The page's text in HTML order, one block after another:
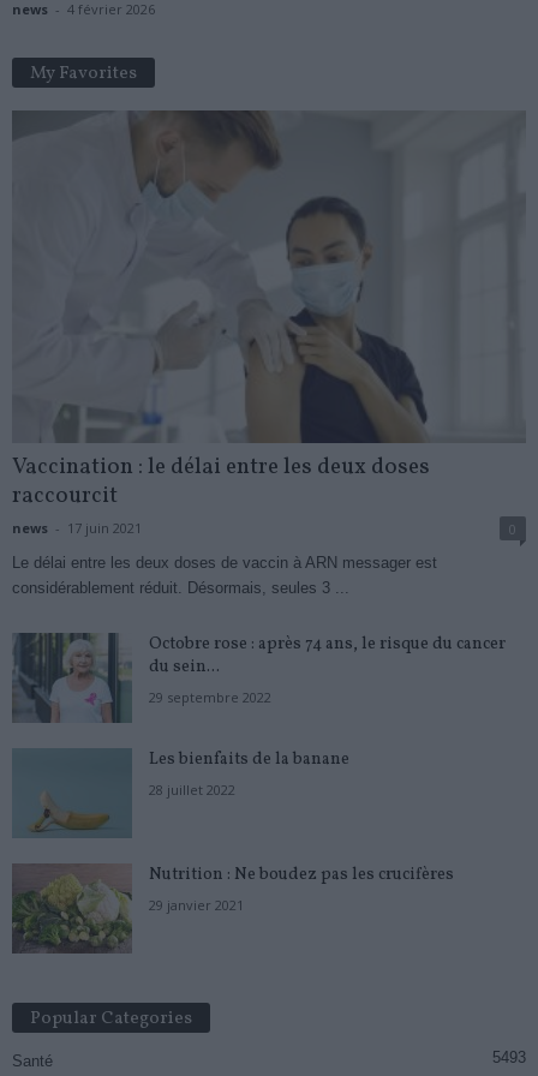
news - 4 février 2026
My Favorites
Vaccination : le délai entre les deux doses
raccourcit
news - 17 juin 2021
0
Le délai entre les deux doses de vaccin à ARN messager est
considérablement réduit. Désormais, seules 3 ...
Octobre rose : après 74 ans, le risque du cancer
du sein...
29 septembre 2022
Les bienfaits de la banane
28 juillet 2022
Nutrition : Ne boudez pas les crucifères
29 janvier 2021
Popular Categories
Santé 5493